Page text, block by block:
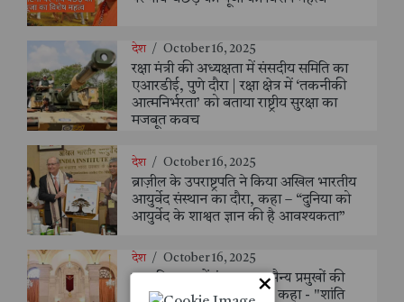
देश / October 16, 2025
रक्षा मंत्री की अध्यक्षता में संसदीय समिति का
एआरडीई, पुणे दौरा | रक्षा क्षेत्र में ‘तकनीकी
आत्मनिर्भरता’ को बताया राष्ट्रीय सुरक्षा का
मजबूत कवच
देश / October 16, 2025
ब्राज़ील के उपराष्ट्रपति ने किया अखिल भारतीय
आयुर्वेद संस्थान का दौरा, कहा – “दुनिया को
आयुर्वेद के शाश्वत ज्ञान की है आवश्यकता”
देश / October 16, 2025
राष्ट्रपति भवन में संयुक्त राष्ट्र सैन्य प्रमुखों की
भव्य मेज़बानी, राष्ट्रपति मुर्मु ने कहा - "शांति
×